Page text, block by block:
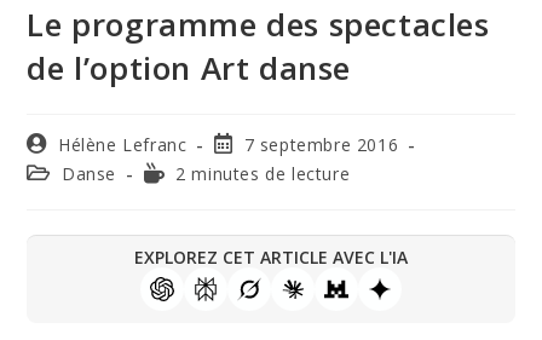
Le programme des spectacles
de l’option Art danse
Hélène Lefranc
7 septembre 2016
Danse
2 minutes de lecture
EXPLOREZ CET ARTICLE AVEC L'IA